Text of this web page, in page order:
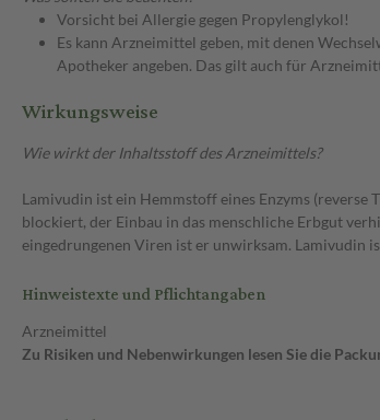
Vorsicht bei Allergie gegen Propylenglykol!
Es kann Arzneimittel geben, mit denen
Apotheker angeben. Das gilt auch für
Wirkungsweise
Wie wirkt der Inhaltsstoff des Arzneimittels?
Lamivudin ist ein Hemmstoff eines Enzyms
blockiert, der Einbau in das menschliche Erbgut
eingedrungenen Viren ist er unwirksam. Lamivudin
Hinweistexte und Pflichtangaben
Arzneimittel
Zu Risiken und Nebenwirkungen lesen Sie die